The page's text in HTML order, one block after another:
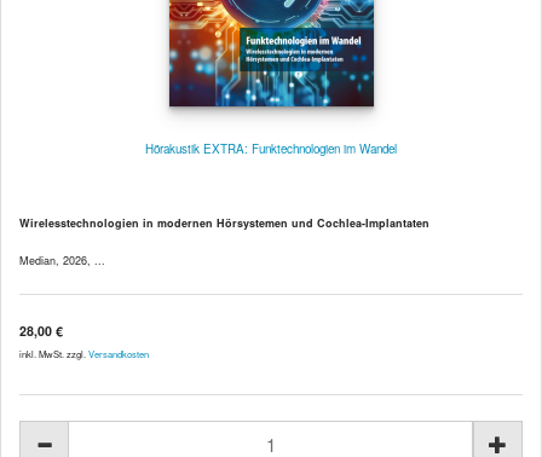
Hörakustik EXTRA: Funktechnologien im Wandel
Wirelesstechnologien in modernen Hörsystemen und Cochlea-Implantaten
Median, 2026, ...
28,00 €
inkl. MwSt. zzgl. Versandkosten